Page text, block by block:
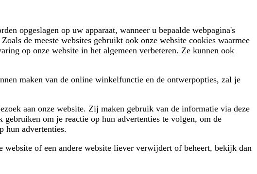
opgeslagen op uw apparaat, wanneer u bepaalde webpagina's
de meeste websites gebruikt ook onze website cookies waarmee
op onze website in het algemeen verbeteren. Ze kunnen ook
maken van de online winkelfunctie en de ontwerpopties, zal je
aan onze website. Zij maken gebruik van de informatie via deze
om je reactie op hun advertenties te volgen, om de
hun advertenties.
of een andere website liever verwijdert of beheert, bekijk dan